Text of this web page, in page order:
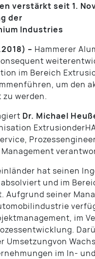
verstärkt seit 1.
der
Industries
– Hammerer
im Bereich
um den
werden.
Dr. Michael
hat seinen
und im
Aufgrund seiner
im
Umsetzungvon
im In-